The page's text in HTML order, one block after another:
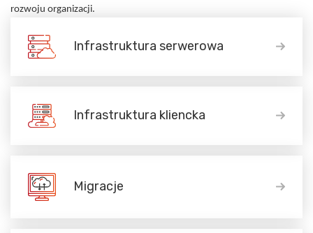
Infrastruktura serwerowa
Infrastruktura kliencka
Migracje
rozwoju organizacji.